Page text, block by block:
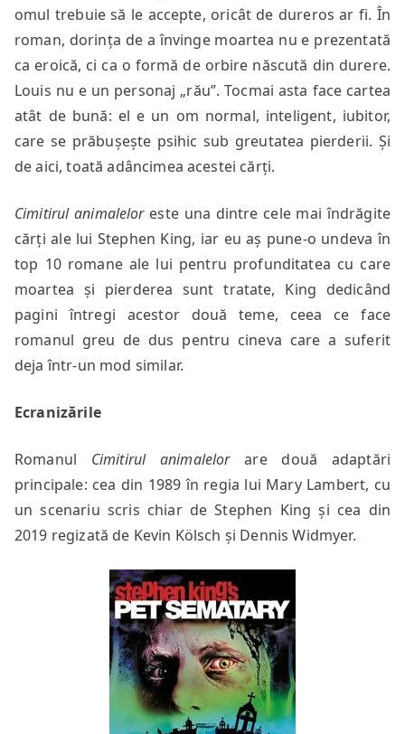
omul trebuie să le accepte, oricât de dureros ar fi. În
roman, dorința de a învinge moartea nu e prezentată
ca eroică, ci ca o formă de orbire născută din durere.
Louis nu e un personaj „rău”. Tocmai asta face cartea
atât de bună: el e un om normal, inteligent, iubitor,
care se prăbușește psihic sub greutatea pierderii. Și
de aici, toată adâncimea acestei cărți.
Cimitirul animaleloreste una dintre cele mai îndrăgite
cărți ale lui Stephen King, iar eu aș pune-o undeva în
top 10 romane ale lui pentru profunditatea cu care
moartea și pierderea sunt tratate, King dedicând
pagini întregi acestor două teme, ceea ce face
romanul greu de dus pentru cineva care a suferit
deja într-un mod similar.
Ecranizările
Romanul Cimitirul animalelorare două adaptări
principale: cea din 1989 în regia lui Mary Lambert, cu
un scenariu scris chiar de Stephen King și cea din
2019 regizată de Kevin Kölsch și Dennis Widmyer.